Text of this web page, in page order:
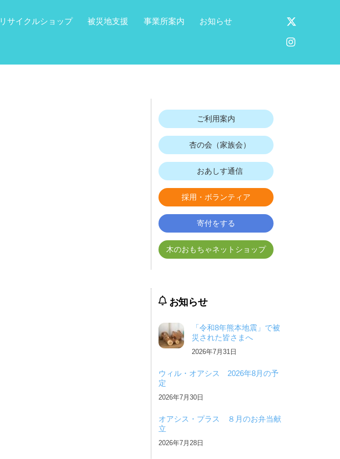
リサイクルショップ 被災地支援 事業所案内 お知らせ
ご利用案内
杏の会（家族会）
おあしす通信
採用・ボランティア
寄付をする
木のおもちゃネットショップ
お知らせ
「令和8年熊本地震」で被
災された皆さまへ
2026年7月31日
ウィル・オアシス 2026年8月の予
定
2026年7月30日
オアシス・プラス ８月のお弁当献
立
2026年7月28日